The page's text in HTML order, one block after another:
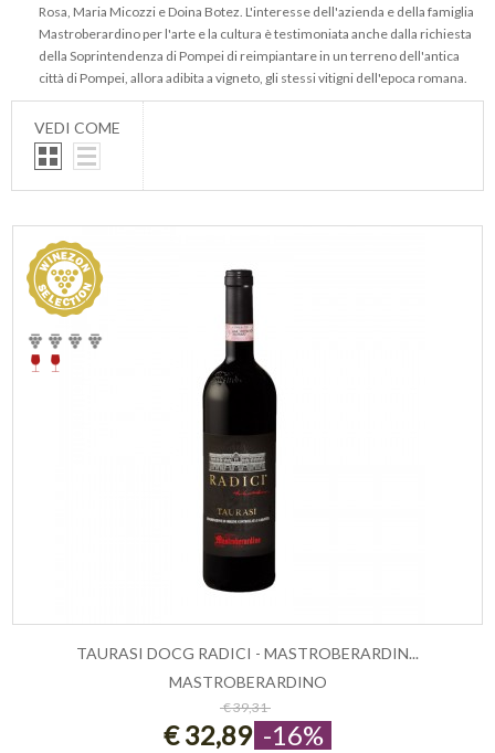
Rosa, Maria Micozzi e Doina Botez. L'interesse dell'azienda e della famiglia
Mastroberardino per l'arte e la cultura è testimoniata anche dalla richiesta
della Soprintendenza di Pompei di reimpiantare in un terreno dell'antica
città di Pompei, allora adibita a vigneto, gli stessi vitigni dell'epoca romana.
VEDI COME
ESAURITO
TAURASI DOCG RADICI - MASTROBERARDIN...
MASTROBERARDINO
€ 39,31
€ 32,89 -16%